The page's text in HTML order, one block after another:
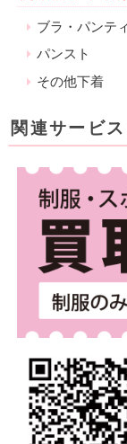
ブラ・パンティ
パンスト
その他下着
関連サービ